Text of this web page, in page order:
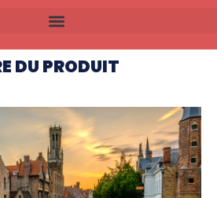
DU PRODUIT